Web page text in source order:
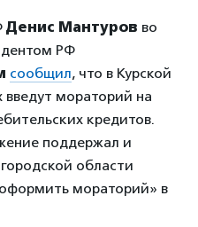
Денис Мантуров во
РФ
сообщил, что в Курской
введут мораторий на
кредитов.
поддержал и
области
мораторий» в